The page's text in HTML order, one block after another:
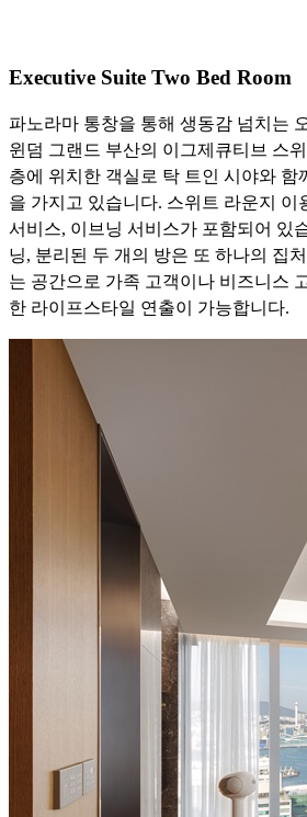
Executive Suite Two Bed Room
파노라마 통창을 통해 생동감 넘치는
윈덤 그랜드 부산의 이그제큐티브 스
층에 위치한 객실로 탁 트인 시야와 함
을 가지고 있습니다. 스위트 라운지 이
서비스, 이브닝 서비스가 포함되어 있
닝, 분리된 두 개의 방은 또 하나의 집
는 공간으로 가족 고객이나 비즈니스
한 라이프스타일 연출이 가능합니다.